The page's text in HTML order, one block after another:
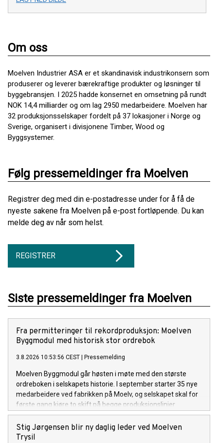
Om oss
Moelven Industrier ASA er et skandinavisk industrikonsern som
produserer og leverer bærekraftige produkter og løsninger til
byggebransjen. I 2025 hadde konsernet en omsetning på rundt
NOK 14,4 milliarder og om lag 2950 medarbeidere. Moelven har
32 produksjonsselskaper fordelt på 37 lokasjoner i Norge og
Sverige, organisert i divisjonene Timber, Wood og
Byggsystemer.
Følg pressemeldinger fra Moelven
Registrer deg med din e-postadresse under for å få de
nyeste sakene fra Moelven på e-post fortløpende. Du kan
melde deg av når som helst.
REGISTRER
Siste pressemeldinger fra Moelven
Fra permitteringer til rekordproduksjon: Moelven
Byggmodul med historisk stor ordrebok
3.8.2026 10:53:56 CEST | Pressemelding
Moelven Byggmodul går høsten i møte med den største
ordreboken i selskapets historie. I september starter 35 nye
medarbeidere ved fabrikken på Moelv, og selskapet skal for
første gang kjøre to skift på begge produksjonslinjer
samtidig. Det skjer mindre enn ett år etter at rundt 100
ansatte ble permittert.
Stig Jørgensen blir ny daglig leder ved Moelven
Trysil